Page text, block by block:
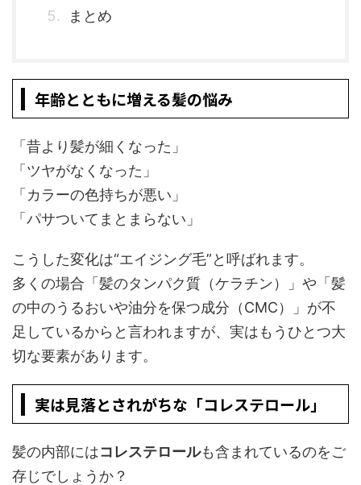
まとめ
年齢とともに増える髪の悩み
「昔より髪が細くなった」
「ツヤがなくなった」
「カラーの色持ちが悪い」
「パサついてまとまらない」
こうした変化は“エイジング毛”と呼ばれます。
多くの場合「髪のタンパク質（ケラチン）」や「髪
の中のうるおいや油分を保つ成分（CMC）」が不
足しているからと言われますが、実はもうひとつ大
切な要素があります。
実は見落とされがちな「コレステロール」
髪の内部にはコレステロールも含まれているのをご
存じでしょうか？